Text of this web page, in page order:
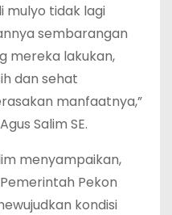
mulyo tidak lagi
sembarangan
mereka lakukan,
dan sehat
manfaatnya,”
Salim SE.
menyampaikan,
Pekon
kondisi